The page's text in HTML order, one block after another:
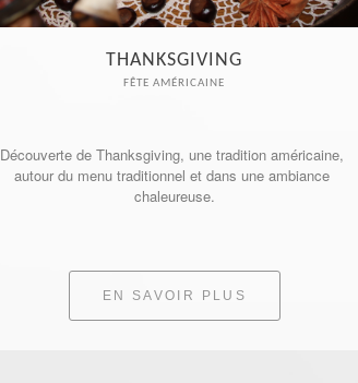
THANKSGIVING
FÊTE AMÉRICAINE
Découverte de Thanksgiving, une tradition américaine,
autour du menu traditionnel et dans une ambiance
chaleureuse.
EN SAVOIR PLUS